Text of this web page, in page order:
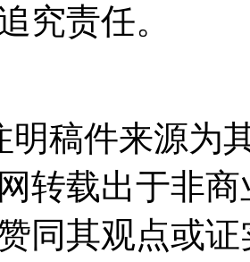
究责任。
明稿件来源为
转载出于非
同其观点或